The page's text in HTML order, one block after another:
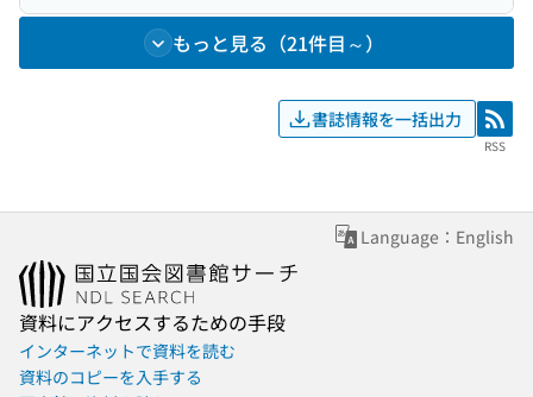
もっと見る（21件目～）
書誌情報を一括出力 RSS
RSS
Language：English
資料にアクセスするための手段
インターネットで資料を読む
資料のコピーを入手する